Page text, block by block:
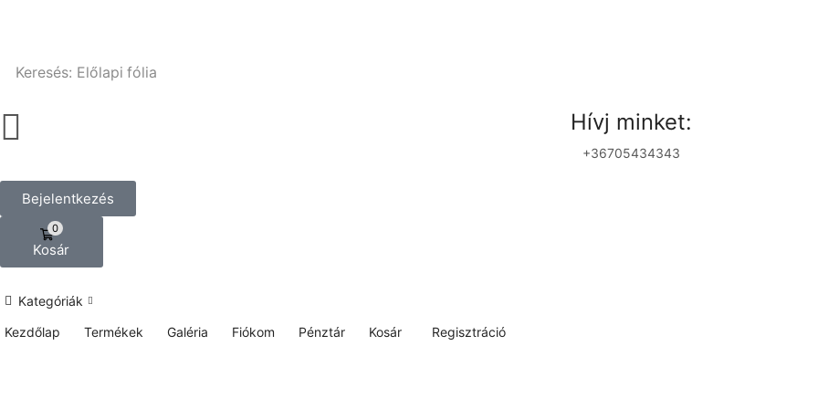
Keresés: Előlapi fólia
Hívj minket:
+36705434343
Bejelentkezés
0
Kosár
Kategóriák
Kezdőlap
Termékek Galéria Fiókom Pénztár Kosár Regisztráció